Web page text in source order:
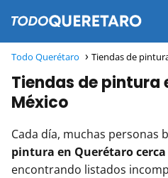
Todo Querétaro Tiendas de
Tiendas de pintura
México
Cada día, muchas personas
pintura en Querétaro
encontrando listados